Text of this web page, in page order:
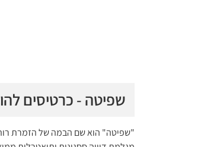
שפיטה - כרטיסים
"שפיטה" הוא שם הבמה של הזמרת